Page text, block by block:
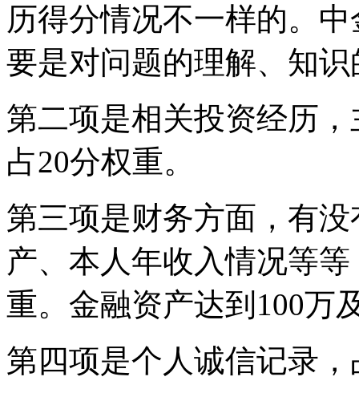
历得分情况不一样的。
要是对问题的理解、知
第二项是相关投资经历
占20分权重。
第三项是财务方面，有
产、本人年收入情况等
重。金融资产达到100万
第四项是个人诚信记录